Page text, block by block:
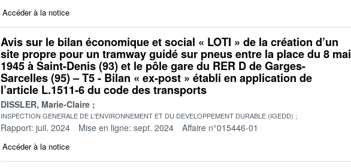
Accéder à la notice
Avis sur le bilan économique et social « LOTI » de la création d’un
site propre pour un tramway guidé sur pneus entre la place du 8 mai
1945 à Saint-Denis (93) et le pôle gare du RER D de Garges-
Sarcelles (95) – T5 - Bilan « ex-post » établi en application de
l’article L.1511-6 du code des transports
DISSLER, Marie-Claire
INSPECTION GENERALE DE L'ENVIRONNEMENT ET DU DEVELOPPEMENT DURABLE (IGEDD)
Rapport: juil. 2024 Mise en ligne: sept. 2024 Affaire n°015446-01
Accéder à la notice